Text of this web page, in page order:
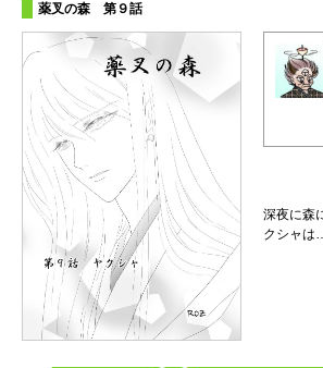
薬叉の森 第９話
深夜に森
クシャは